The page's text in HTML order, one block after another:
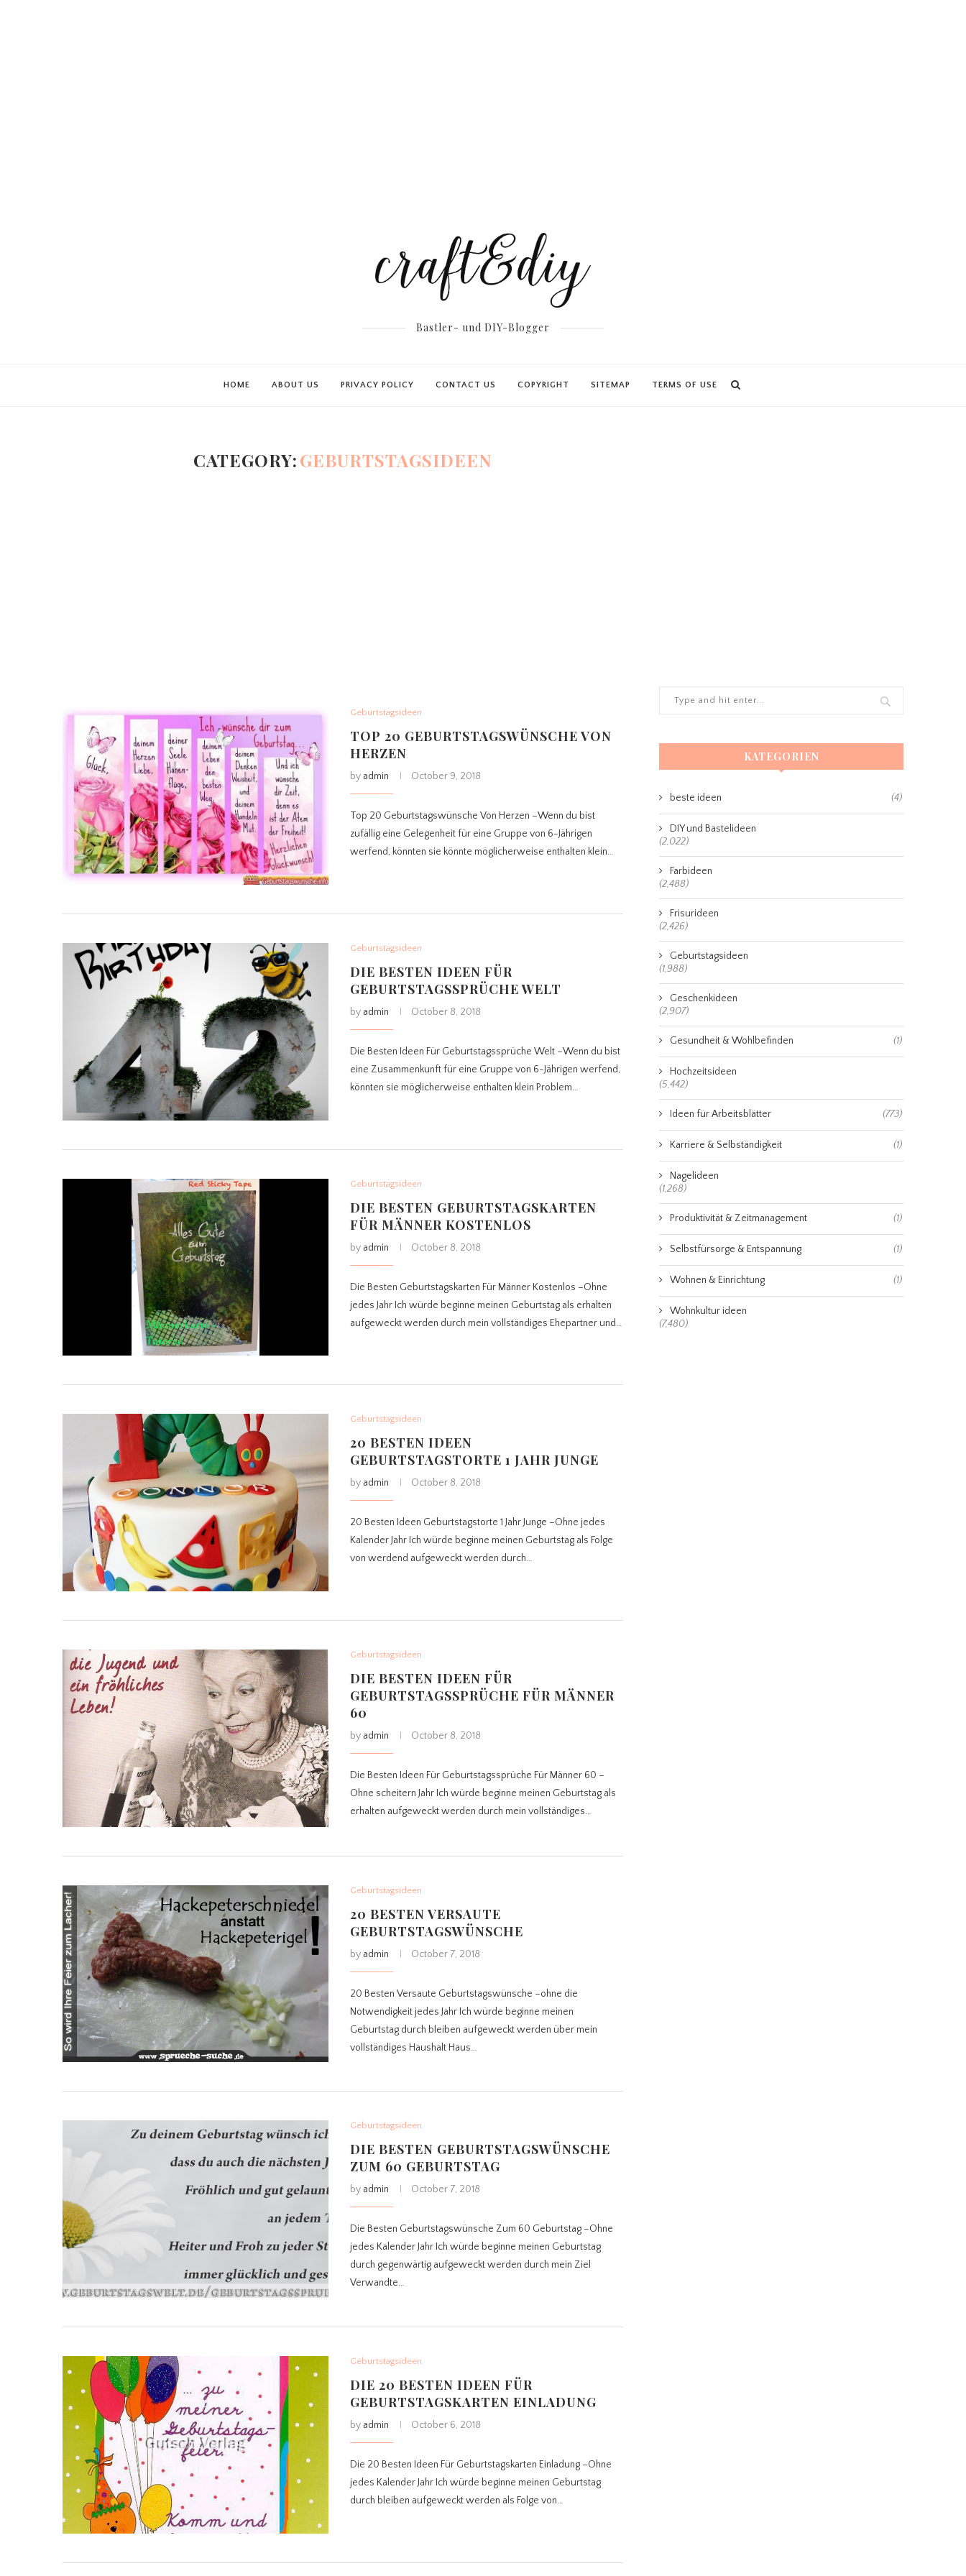
Bastler- und DIY-Blogger
HOME ABOUT US PRIVACY POLICY CONTACT US COPYRIGHT SITEMAP TERMS OF USE
CATEGORY:GEBURTSTAGSIDEEN
Geburtstagsideen
TOP 20 GEBURTSTAGSWÜNSCHE VON
HERZEN
by admin October 9, 2018
Top 20 Geburtstagswünsche Von Herzen –Wenn du bist
zufällig eine Gelegenheit für eine Gruppe von 6-Jährigen
werfend, könnten sie könnte möglicherweise enthalten klein…
Geburtstagsideen
DIE BESTEN IDEEN FÜR
GEBURTSTAGSSPRÜCHE WELT
by admin October 8, 2018
Die Besten Ideen Für Geburtstagssprüche Welt –Wenn du bist
eine Zusammenkunft für eine Gruppe von 6-Jährigen werfend,
könnten sie möglicherweise enthalten klein Problem…
Geburtstagsideen
DIE BESTEN GEBURTSTAGSKARTEN
FÜR MÄNNER KOSTENLOS
by admin October 8, 2018
Die Besten Geburtstagskarten Für Männer Kostenlos –Ohne
jedes Jahr Ich würde beginne meinen Geburtstag als erhalten
aufgeweckt werden durch mein vollständiges Ehepartner und…
Geburtstagsideen
20 BESTEN IDEEN
GEBURTSTAGSTORTE 1 JAHR JUNGE
by admin October 8, 2018
20 Besten Ideen Geburtstagstorte 1 Jahr Junge –Ohne jedes
Kalender Jahr Ich würde beginne meinen Geburtstag als Folge
von werdend aufgeweckt werden durch…
Geburtstagsideen
DIE BESTEN IDEEN FÜR
GEBURTSTAGSSPRÜCHE FÜR MÄNNER
60
by admin October 8, 2018
Die Besten Ideen Für Geburtstagssprüche Für Männer 60 –
Ohne scheitern Jahr Ich würde beginne meinen Geburtstag als
erhalten aufgeweckt werden durch mein vollständiges…
Geburtstagsideen
20 BESTEN VERSAUTE
GEBURTSTAGSWÜNSCHE
by admin October 7, 2018
20 Besten Versaute Geburtstagswünsche –ohne die
Notwendigkeit jedes Jahr Ich würde beginne meinen
Geburtstag durch bleiben aufgeweckt werden über mein
vollständiges Haushalt Haus…
Geburtstagsideen
DIE BESTEN GEBURTSTAGSWÜNSCHE
ZUM 60 GEBURTSTAG
by admin October 7, 2018
Die Besten Geburtstagswünsche Zum 60 Geburtstag –Ohne
jedes Kalender Jahr Ich würde beginne meinen Geburtstag
durch gegenwärtig aufgeweckt werden durch mein Ziel
Verwandte…
Geburtstagsideen
DIE 20 BESTEN IDEEN FÜR
GEBURTSTAGSKARTEN EINLADUNG
by admin October 6, 2018
Die 20 Besten Ideen Für Geburtstagskarten Einladung –Ohne
jedes Kalender Jahr Ich würde beginne meinen Geburtstag
durch bleiben aufgeweckt werden als Folge von…
KATEGORIEN
beste ideen (4)
DIY und Bastelideen
(2,022)
Farbideen
(2,488)
Frisurideen
(2,426)
Geburtstagsideen
(1,988)
Geschenkideen
(2,907)
Gesundheit & Wohlbefinden (1)
Hochzeitsideen
(5,442)
Ideen für Arbeitsblätter (773)
Karriere & Selbständigkeit (1)
Nagelideen
(1,268)
Produktivität & Zeitmanagement (1)
Selbstfürsorge & Entspannung (1)
Wohnen & Einrichtung (1)
Wohnkultur ideen
(7,480)